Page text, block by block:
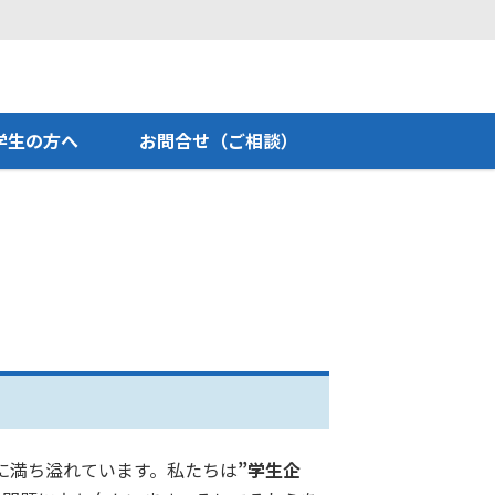
生の方へ お問合せ（ご相談）
ち溢れています。私たちは”学生企